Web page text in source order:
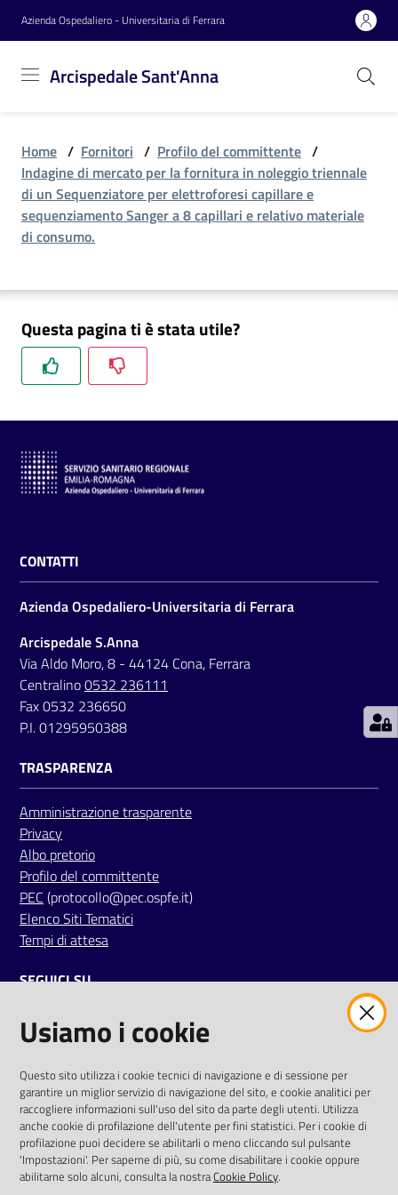
Vai al contenuto
Vai alla navigazione
Vai al footer
Azienda Ospedaliero - Universitaria di Ferrara
Arcispedale Sant'Anna
Sant'Anna
Azienda
Servizi
Novità
r
t
a
d
e
i
S
e
r
i
z
i
P
a
r
i
t
d
g
n
e
r
e
A
Home / Fornitori / Profilo del committente /
Indagine di mercato per la fornitura in noleggio triennale
di un Sequenziatore per elettroforesi capillare e
sequenziamento Sanger a 8 capillari e relativo materiale
di consumo.
Questa pagina ti è stata utile?
CONTATTI
Azienda Ospedaliero-Universitaria di Ferrara
Arcispedale S.Anna
Via Aldo Moro, 8 - 44124 Cona, Ferrara
Centralino0532 236111
Fax 0532 236650
P.I. 01295950388
TRASPARENZA
Amministrazione trasparente
Privacy
Albo pretorio
Profilo del committente
PEC (protocollo@pec.ospfe.it)
Elenco Siti Tematici
Tempi di attesa
SEGUICI SU
twitterfacebookyoutube
AREA DIPENDENTI
Posta Elettronica Aziendale
Cloud aziendale(manuale di istruzioni)
Portale del Dipendente
Sito intranet
Usiamo i cookie
Questo sito utilizza i cookie tecnici di navigazione e di sessione per
garantire un miglior servizio di navigazione del sito, e cookie analitici per
raccogliere informazioni sull'uso del sito da parte degli utenti. Utilizza
anche cookie di profilazione dell'utente per fini statistici. Per i cookie di
profilazione puoi decidere se abilitarli o meno cliccando sul pulsante
'Impostazioni'. Per saperne di più, su come disabilitare i cookie oppure
abilitarne solo alcuni, consulta la nostraCookie Policy.